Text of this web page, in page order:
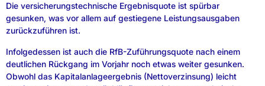
Die versicherungstechnische Ergebnisquote ist spürbar
gesunken, was vor allem auf gestiegene Leistungsausgaben
zurückzuführen ist.
Infolgedessen ist auch die RfB-Zuführungsquote nach einem
deutlichen Rückgang im Vorjahr noch etwas weiter gesunken.
Obwohl das Kapitalanlageergebnis (Nettoverzinsung) leicht